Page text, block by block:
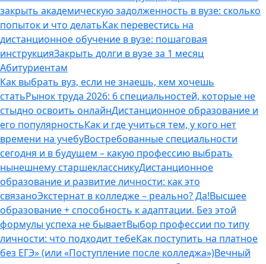
закрыть академическую задолженность в вузе: сколько
попыток и что делатьКак перевестись на
дистанционное обучение в вузе: пошаговая
инструкцияЗакрыть долги в вузе за 1 месяц
Абитуриентам
Как выбрать вуз, если не знаешь, кем хочешь
статьРынок труда 2026: 6 специальностей, которые не
стыдно освоить онлайнДистанционное образование и
его популярностьКак и где учиться тем, у кого нет
времени на учебуВостребованные специальности
сегодня и в будущем – какую профессию выбрать
нынешнему старшеклассникуДистанционное
образование и развитие личности: как это
связаноЭкстернат в колледже – реально? Да!Высшее
образование + способность к адаптации. Без этой
формулы успеха не бываетВыбор профессии по типу
личности: что подходит тебеКак поступить на платное
без ЕГЭ» (или «Поступление после колледжа»)Вечный